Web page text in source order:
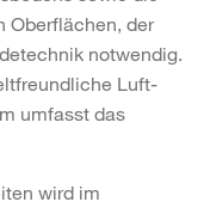
Oberflächen, der
notwendig.
Luft-
umfasst das
wird im